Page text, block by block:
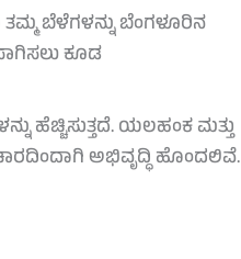
ಬೆಳೆಗಳನ್ನು ಬೆಂಗಳೂರಿನ
ಕೂಡ
ಹೆಚ್ಚಿಸುತ್ತದೆ. ಯಲಹಂಕ ಮತ್ತು
ಅಭಿವೃದ್ಧಿ ಹೊಂದಲಿವೆ.